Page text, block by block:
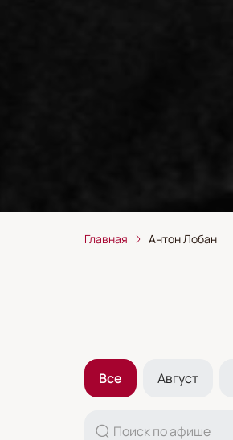
Главная Антон Лобан
Все Август